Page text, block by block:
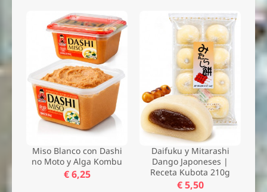
Miso Blanco con Dashi
no Moto y Alga Kombu
€ 6,25
Daifuku y Mitarashi
Dango Japoneses |
Receta Kubota 210g
€ 5,50